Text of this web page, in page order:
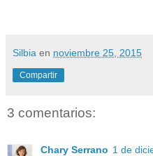
Silbia en noviembre 25, 2015
Compartir
3 comentarios:
Chary Serrano 1 de